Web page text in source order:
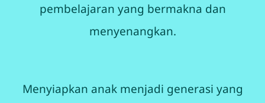
pembelajaran yang bermakna dan
menyenangkan.
Menyiapkan anak menjadi generasi yang